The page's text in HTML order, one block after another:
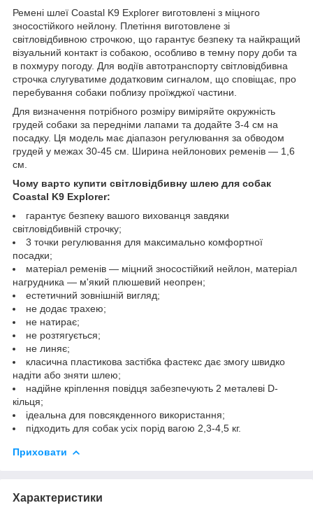
Ремені шлеї Coastal K9 Explorer виготовлені з міцного
зносостійкого нейлону. Плетіння виготовлене зі
світловідбивною строчкою, що гарантує безпеку та найкращий
візуальний контакт із собакою, особливо в темну пору доби та
в похмуру погоду. Для водіїв автотранспорту світловідбивна
строчка слугуватиме додатковим сигналом, що сповіщає, про
перебування собаки поблизу проїжджої частини.
Для визначення потрібного розміру виміряйте окружність
грудей собаки за передніми лапами та додайте 3-4 см на
посадку. Ця модель має діапазон регулювання за обводом
грудей у межах 30-45 см. Ширина нейлонових ременів — 1,6
см.
Чому варто купити світловідбивну шлею для собак
Coastal K9 Explorer:
гарантує безпеку вашого вихованця завдяки
світловідбивній строчку;
3 точки регулювання для максимально комфортної
посадки;
матеріал ременів — міцний зносостійкий нейлон, матеріал
нагрудника — м'який плюшевий неопрен;
естетичний зовнішній вигляд;
не додає трахею;
не натирає;
не розтягується;
не линяє;
класична пластикова застібка фастекс дає змогу швидко
надіти або зняти шлею;
надійне кріплення повідця забезпечують 2 металеві D-
кільця;
ідеальна для повсякденного використання;
підходить для собак усіх порід вагою 2,3-4,5 кг.
Приховати
Характеристики